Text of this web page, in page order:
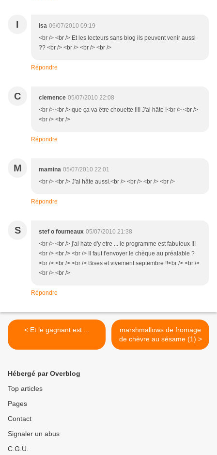
I isa 06/07/2010 09:19
<br /> <br /> Et les lecteurs sans blog ils peuvent venir aussi
?? <br /> <br /> <br /> <br />
Répondre
C clemence 05/07/2010 22:08
<br /> <br /> que ça va être chouette !!!! J'ai hâte !<br /> <br />
<br /> <br />
Répondre
M mamina 05/07/2010 22:01
<br /> <br /> J'ai hâte aussi.<br /> <br /> <br /> <br />
Répondre
S stef o fourneaux 05/07/2010 21:38
<br /> <br /> j'ai hate d'y etre ... le programme est fabuleux !!!
<br /> <br /> <br /> Il faut t'envoyer le chèque au préalable ?
<br /> <br /> <br /> Bises et vivement septembre !!<br /> <br />
<br /> <br />
Répondre
< Et le gagnant est ...
marshmallows de fromage
de chèvre au sésame (1) >
Hébergé par Overblog
Top articles
Pages
Contact
Signaler un abus
C.G.U.